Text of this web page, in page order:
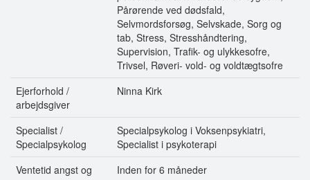
Pårørende ved dødsfald,
Selvmordsforsøg, Selvskade, Sorg og
tab, Stress, Stresshåndtering,
Supervision, Trafik- og ulykkesofre,
Trivsel, Røveri- vold- og voldtægtsofre
Ejerforhold /
arbejdsgiver
Ninna Kirk
Specialist /
Specialpsykolog
Specialpsykolog i Voksenpsykiatri,
Specialist i psykoterapi
Ventetid angst og
Inden for 6 måneder